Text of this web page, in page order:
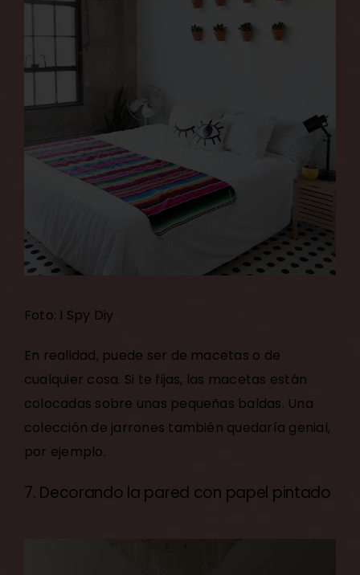
Foto: I Spy Diy
En realidad, puede ser de macetas o de
cualquier cosa. Si te fijas, las macetas están
colocadas sobre unas pequeñas baldas. Una
colección de jarrones también quedaría genial,
por ejemplo.
7. Decorando la pared con papel pintado